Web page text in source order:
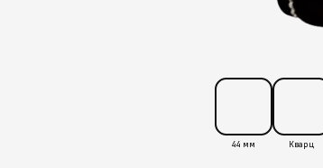
44 мм Кварц